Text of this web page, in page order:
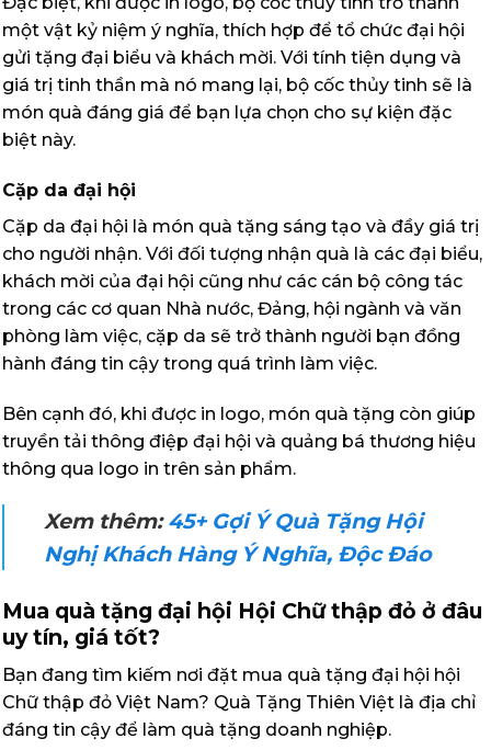
một vật kỷ niệm ý nghĩa, thích hợp để tổ chức đại hội
gửi tặng đại biểu và khách mời. Với tính tiện dụng và
giá trị tinh thần mà nó mang lại, bộ cốc thủy tinh sẽ là
món quà đáng giá để bạn lựa chọn cho sự kiện đặc
biệt này.
Cặp da đại hội
Cặp da đại hội là món quà tặng sáng tạo và đầy giá trị
cho người nhận. Với đối tượng nhận quà là các đại biểu,
khách mời của đại hội cũng như các cán bộ công tác
trong các cơ quan Nhà nước, Đảng, hội ngành và văn
phòng làm việc, cặp da sẽ trở thành người bạn đồng
hành đáng tin cậy trong quá trình làm việc.
Bên cạnh đó, khi được in logo, món quà tặng còn giúp
truyền tải thông điệp đại hội và quảng bá thương hiệu
thông qua logo in trên sản phẩm.
Xem thêm:45+ Gợi Ý Quà Tặng Hội
Nghị Khách Hàng Ý Nghĩa, Độc Đáo
Mua quà tặng đại hội Hội Chữ thập đỏ ở đâu
uy tín, giá tốt?
Bạn đang tìm kiếm nơi đặt mua quà tặng đại hội hội
Chữ thập đỏ Việt Nam? Quà Tặng Thiên Việt là địa chỉ
đáng tin cậy để làm quà tặng doanh nghiệp.